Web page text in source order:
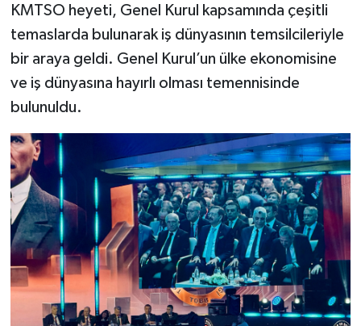
KMTSO heyeti, Genel Kurul kapsamında çeşitli
temaslarda bulunarak iş dünyasının temsilcileriyle
bir araya geldi. Genel Kurul’un ülke ekonomisine
ve iş dünyasına hayırlı olması temennisinde
bulunuldu.